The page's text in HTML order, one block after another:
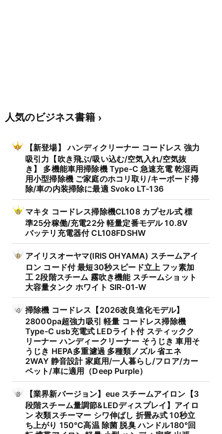
人気のビジネス書籍
【新登場】 ハンディクリーナー コードレス 強力
吸引力【吹き飛ぶ/吸い込む/空気入れ/空気抜
き】 多機能車用掃除機 Type-C 急速充電 乾湿両
用小型掃除機 ご家庭のホコリ取り/キーボード掃
除/車の内装掃除に最適 Svoko LT-136
マキタ コードレス掃除機CL108 カプセル式 標
準25分稼働/充電22分 軽量定番モデル 10.8V
バッテリ充電器付 CL108FDSHW
アイリスオーヤマ(IRIS OHYAMA) スチームアイ
ロン コード付 最短30秒スピード立上 フッ素加
工 2段階スチーム 霧吹き機能 スチームショット
大容量タンク ホワイト SIR-01-W
掃除機 コードレス【2026改良進化モデル】
28000pa超強力吸引 軽量 コードレス掃除機
Type-C usb充電式 LEDライト付 スティックク
リーナー ハンディークリーナー そうじき 車用そ
うじき HEPA多重濾過 多種類ノズル 省エネ
2WAY 静音設計 家庭用/一人暮らし/フロア/カー
ペット/車に適用（Deep Purple）
【業界新バージョン】eue スチームアイロン【3
段階スチーム量調節&LEDディスプレイ】アイロ
ン 衣類スチーマー シワ伸ばし 折畳み式 10秒立
ち上がり 150℃高温 除菌 脱臭 ハンドル180°回